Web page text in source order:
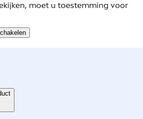
moet u toestemming voor